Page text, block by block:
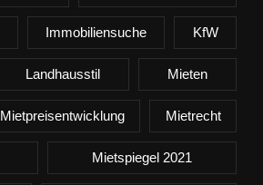
Immobiliensuche KfW
Landhausstil Mieten
Mietpreisentwicklung Mietrecht
Mietspiegel 2021